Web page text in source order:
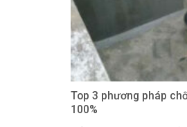
Top 3 phương pháp
100%